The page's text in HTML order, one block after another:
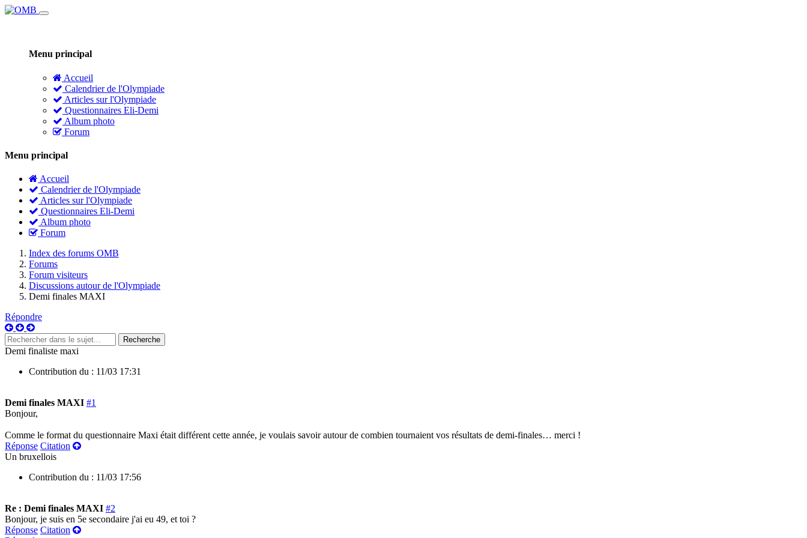
Menu principal
Accueil
Calendrier de l'Olympiade
Articles sur l'Olympiade
Questionnaires Eli-Demi
Album photo
Forum
Menu principal
Accueil
Calendrier de l'Olympiade
Articles sur l'Olympiade
Questionnaires Eli-Demi
Album photo
Forum
Index des forums OMB
Forums
Forum visiteurs
Discussions autour de l'Olympiade
Demi finales MAXI
Répondre
Demi finaliste maxi
Contribution du : 11/03 17:31
Demi finales MAXI #1
Bonjour,
Comme le format du questionnaire Maxi était différent cette année, je voulais savoir autour de combien tournaient vos résultats de demi-finales… merci !
Réponse Citation
Un bruxellois
Contribution du : 11/03 17:56
Re : Demi finales MAXI #2
Bonjour, je suis en 5e secondaire j'ai eu 49, et toi ?
Réponse Citation